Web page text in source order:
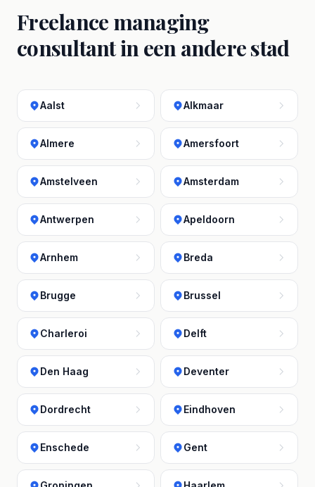
Freelance managing
consultant in een andere stad
Aalst Alkmaar
Almere Amersfoort
Amstelveen Amsterdam
Antwerpen Apeldoorn
Arnhem Breda
Brugge Brussel
Charleroi Delft
Den Haag Deventer
Dordrecht Eindhoven
Enschede Gent